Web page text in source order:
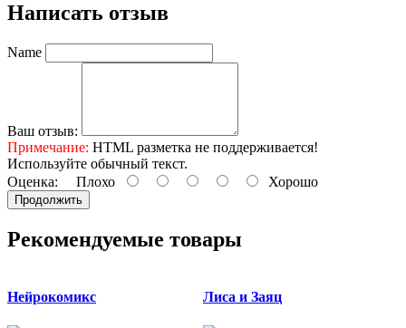
Написать отзыв
Name
Ваш отзыв:
Примечание: HTML разметка не поддерживается!
Используйте обычный текст.
Оценка: Плохо Хорошо
Продолжить
Рекомендуемые товары
Нейрокомикс Лиса и Заяц